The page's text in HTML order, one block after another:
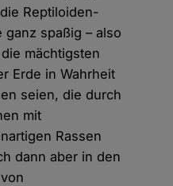
Reptiloiden-
spaßig – also
mächtigsten
Erde in Wahrheit
seien, die durch
mit
Rassen
dann aber in den